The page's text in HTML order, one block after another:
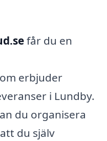
får du en
erbjuder
i Lundby.
du organisera
du själv